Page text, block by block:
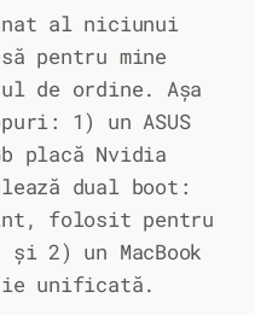
al niciunui
pentru mine
de ordine. Așa
1) un ASUS
placă Nvidia
dual boot:
folosit pentru
2) un MacBook
unificată.